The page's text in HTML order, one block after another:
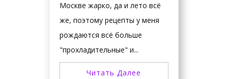
Москве жарко, да и лето всё
же, поэтому рецепты у меня
рождаются всё больше
"прохладительные" и...
Читать Далее